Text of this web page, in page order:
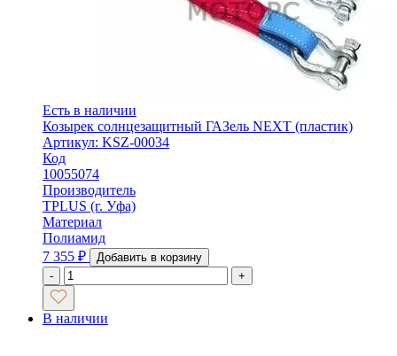
Есть в наличии
Козырек солнцезащитный ГАЗель NEXT (пластик)
Артикул: KSZ-00034
Код
10055074
Производитель
TPLUS (г. Уфа)
Материал
Полиамид
7 355 ₽
Добавить в корзину
-
+
В наличии